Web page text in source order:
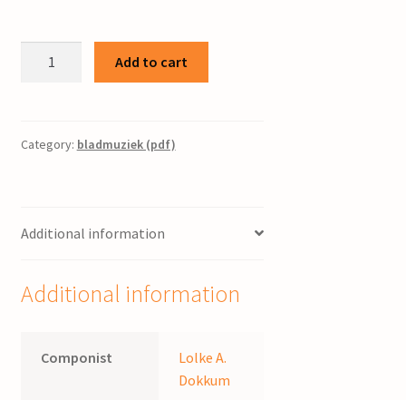
/
quantity
Add to cart
Category: bladmuziek (pdf)
Additional information
Additional information
Componist
Lolke A.
Dokkum